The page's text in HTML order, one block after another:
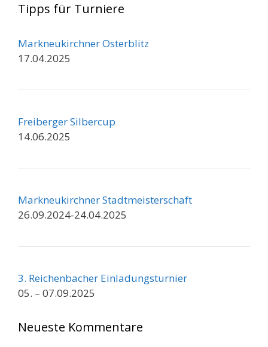
Tipps für Turniere
Markneukirchner Osterblitz
17.04.2025
Freiberger Silbercup
14.06.2025
Markneukirchner Stadtmeisterschaft
26.09.2024-24.04.2025
3. Reichenbacher Einladungsturnier
05. – 07.09.2025
Neueste Kommentare